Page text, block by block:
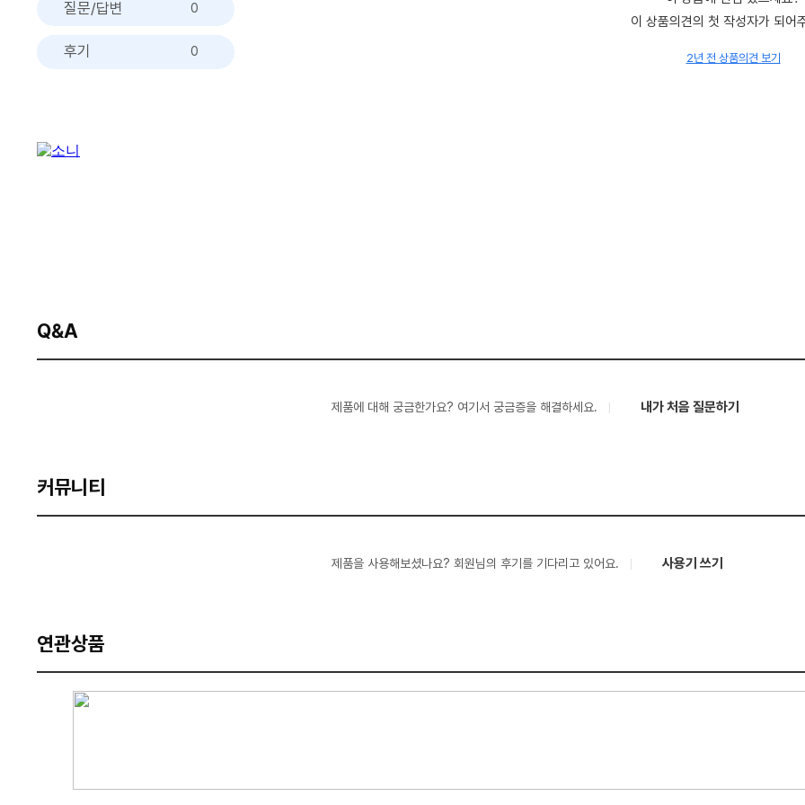
질문/답변 0
후기 0
이 상품의견의 첫 작성자가 되어
2년 전 상품의견 보기
Q&A
제품에 대해 궁금한가요? 여기서 궁금증을 해결하세요. 내가 처음 질문하기
커뮤니티
제품을 사용해보셨나요? 회원님의 후기를 기다리고 있어요. 사용기 쓰기
연관상품